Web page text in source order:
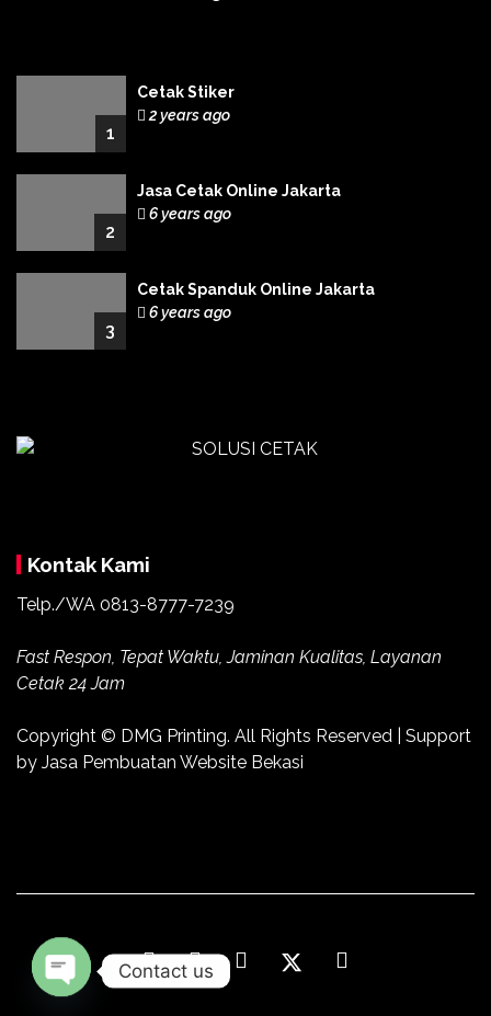
1
Cetak Stiker
2 years ago
2
Jasa Cetak Online Jakarta
6 years ago
3
Cetak Spanduk Online Jakarta
6 years ago
Kontak Kami
Telp./WA 0813-8777-7239
Fast Respon, Tepat Waktu, Jaminan Kualitas, Layanan
Cetak 24 Jam
Copyright © DMG Printing. All Rights Reserved | Support
by Jasa Pembuatan Website Bekasi
Contact us